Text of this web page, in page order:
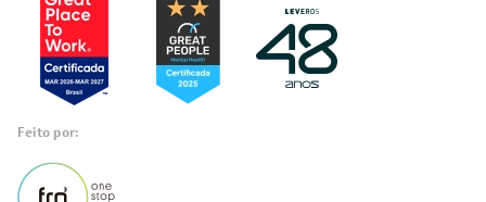
Feito por: